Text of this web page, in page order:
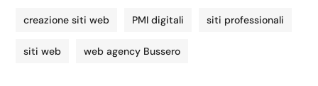
creazione siti web PMI digitali siti professionali
siti web web agency Bussero